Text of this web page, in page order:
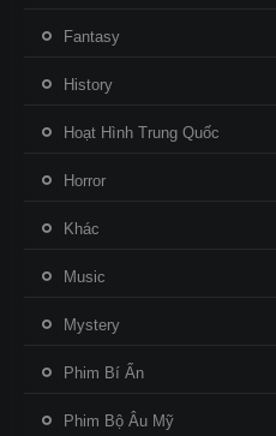
Fantasy
History
Hoạt Hình Trung Quốc
Horror
Khác
Music
Mystery
Phim Bí Ẩn
Phim Bộ Âu Mỹ